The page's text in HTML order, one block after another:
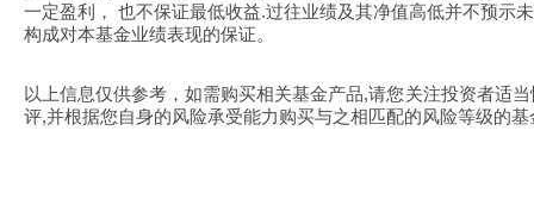
一定盈利， 也不保证最低收益.过往业绩及其净值高低并不预示
构成对本基金业绩表现的保证。
以上信息仅供参考，如需购买相关基金产品,请您关注投资者适
评,并根据您自身的风险承受能力购买与之相匹配的风险等级的基